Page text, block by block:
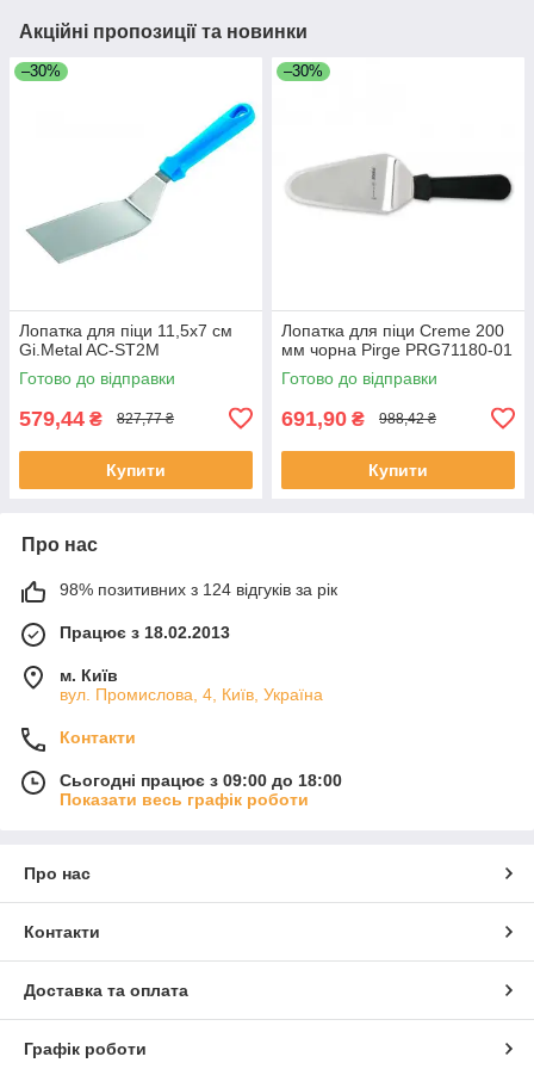
Акційні пропозиції та новинки
–30%
Лопатка для піци 11,5х7 см
Gi.Metal AC-ST2M
Готово до відправки
579,44 ₴ 827,77 ₴
Купити
–30%
Лопатка для піци Creme 200
мм чорна Pirge PRG71180-01
Готово до відправки
691,90 ₴ 988,42 ₴
Купити
Про нас
98% позитивних з 124 відгуків за рік
Працює з 18.02.2013
м. Київ
вул. Промислова, 4, Київ, Україна
Контакти
Сьогодні працює з 09:00 до 18:00
Показати весь графік роботи
Про нас
Контакти
Доставка та оплата
Графік роботи